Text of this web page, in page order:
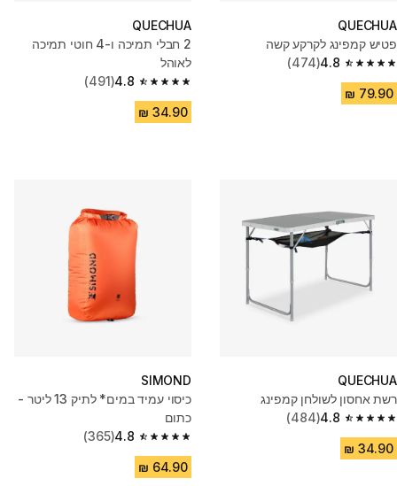
QUECHUA
פטיש קמפינג לקרקע קשה
4.8
4.8 out of 5 stars from 474 reviews
(474)
QUECHUA
2 חבלי תמיכה ו-4 חוטי תמיכה
לאוהל
4.8
4.8 out of 5 stars from 491 reviews
(491)
QUECHUA
רשת אחסון לשולחן קמפינג
4.8
4.8 out of 5 stars from 484 reviews
(484)
SIMOND
כיסוי עמיד במים* לתיק 13 ליטר -
כתום
4.8
4.8 out of 5 stars from 365 reviews
(365)